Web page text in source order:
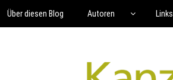
Über diesen Blog Autoren Links